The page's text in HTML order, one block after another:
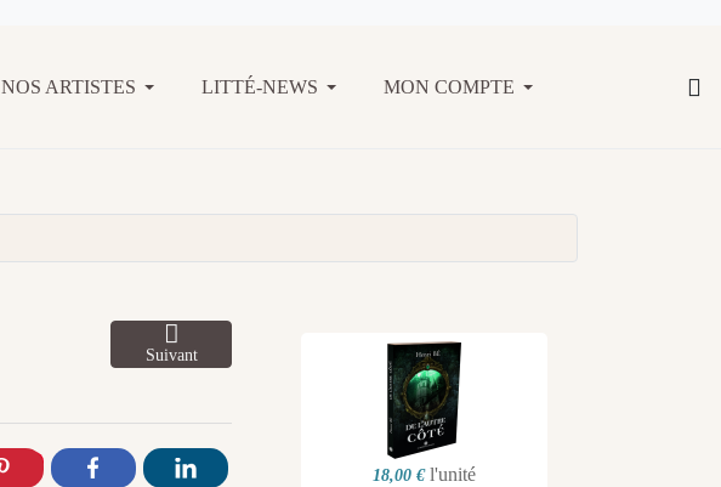
NOS ARTISTES LITTÉ-NEWS MON COMPTE
Suivant
18,00 € l'unité